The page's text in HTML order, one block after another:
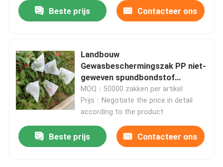
Huishoudelijke schoonmaaklakken
Spunlace het Schoonmaken veegt af
Beste prijs Contacteer ons
Landbouw
Gewasbeschermingszak PP niet-
geweven spundbondstof
Afbreekbaar
MOQ：50000 zakken per artikel
Prijs：Negotiate the price in detail
according to the product
Beste prijs Contacteer ons